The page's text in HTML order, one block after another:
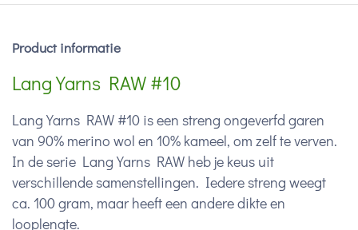
Product informatie
Lang Yarns RAW #10
Lang Yarns RAW #10 is een streng ongeverfd garen
van 90% merino wol en 10% kameel, om zelf te verven.
In de serie Lang Yarns RAW heb je keus uit
verschillende samenstellingen. Iedere streng weegt
ca. 100 gram, maar heeft een andere dikte en
looplengte.